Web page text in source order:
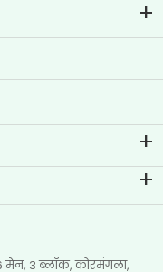
मेन, 3 ब्लॉक, कोरमंगला,